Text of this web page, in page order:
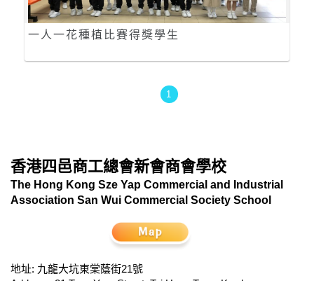
一人一花種植比賽得獎學生
1
香港四邑商工總會新會商會學校
The Hong Kong Sze Yap Commercial and Industrial
Association San Wui Commercial Society School
地址: 九龍大坑東棠蔭街21號